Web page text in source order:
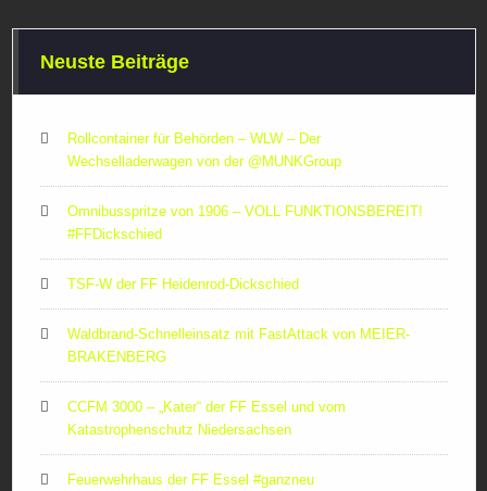
Neuste Beiträge
Rollcontainer für Behörden – WLW – Der
Wechselladerwagen von der ‪@MUNKGroup‬
Omnibusspritze von 1906 – VOLL FUNKTIONSBEREIT!
#FFDickschied
TSF-W der FF Heidenrod-Dickschied
Waldbrand-Schnelleinsatz mit FastAttack von MEIER-
BRAKENBERG
CCFM 3000 – „Kater“ der FF Essel und vom
Katastrophenschutz Niedersachsen
Feuerwehrhaus der FF Essel #ganzneu